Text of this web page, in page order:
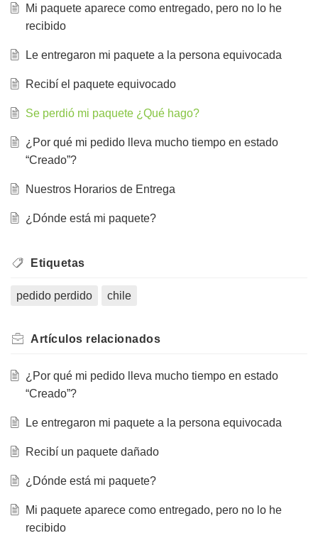
Mi paquete aparece como entregado, pero no lo he
recibido
Le entregaron mi paquete a la persona equivocada
Recibí el paquete equivocado
Se perdió mi paquete ¿Qué hago?
¿Por qué mi pedido lleva mucho tiempo en estado
“Creado”?
Nuestros Horarios de Entrega
¿Dónde está mi paquete?
Etiquetas
pedido perdido chile
Artículos relacionados
¿Por qué mi pedido lleva mucho tiempo en estado
“Creado”?
Le entregaron mi paquete a la persona equivocada
Recibí un paquete dañado
¿Dónde está mi paquete?
Mi paquete aparece como entregado, pero no lo he
recibido